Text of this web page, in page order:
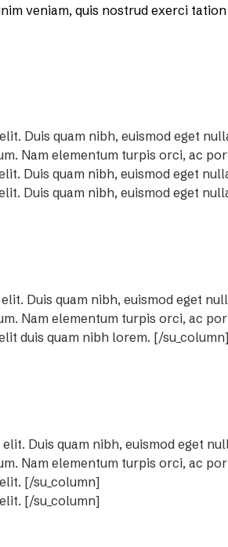
veniam, quis nostrud exerci
Duis quam nibh, euismod eget
Nam elementum turpis orci, ac
Duis quam nibh, euismod eget
Duis quam nibh, euismod eget
Duis quam nibh, euismod eget
Nam elementum turpis orci, ac
duis quam nibh lorem. [/su_column]
Duis quam nibh, euismod eget
Nam elementum turpis orci, ac
[/su_column]
[/su_column]